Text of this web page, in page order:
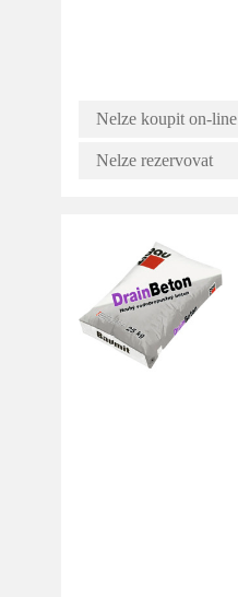
Nelze koupit on-line
Nelze rezervovat